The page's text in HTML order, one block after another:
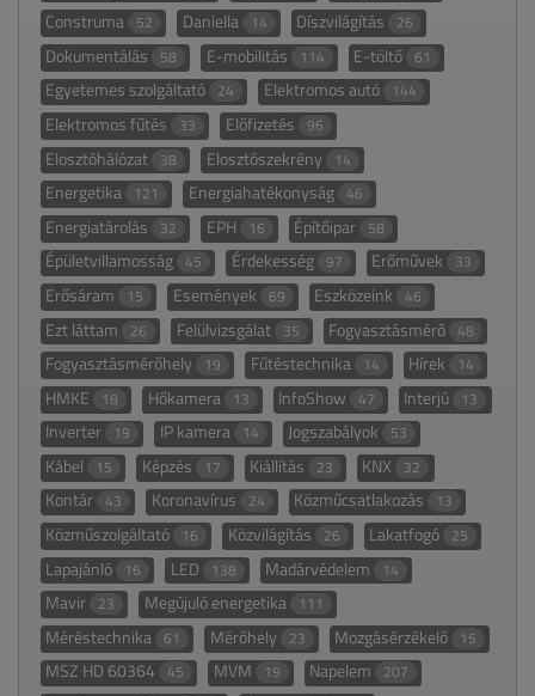
Construma 52 Daniella 14 Díszvilágítás 26
Dokumentálás 58 E-mobilitás 114 E-töltő 61
Egyetemes szolgáltató 24 Elektromos autó 144
Elektromos fűtés 33 Előfizetés 96
Elosztóhálózat 38 Elosztószekrény 14
Energetika 121 Energiahatékonyság 46
Energiatárolás 32 EPH 16 Építőipar 58
Épületvillamosság 45 Érdekesség 97 Erőművek 33
Erősáram 15 Események 69 Eszközeink 46
Ezt láttam 26 Felülvizsgálat 35 Fogyasztásmérő 48
Fogyasztásmérőhely 19 Fűtéstechnika 14 Hírek 14
HMKE 18 Hőkamera 13 InfoShow 47 Interjú 13
Inverter 19 IP kamera 14 Jogszabályok 53
Kábel 15 Képzés 17 Kiállítás 23 KNX 32
Kontár 43 Koronavírus 24 Közműcsatlakozás 13
Közműszolgáltató 16 Közvilágítás 26 Lakatfogó 25
Lapajánló 16 LED 138 Madárvédelem 14
Mavir 23 Megújuló energetika 111
Méréstechnika 61 Mérőhely 23 Mozgásérzékelő 15
MSZ HD 60364 45 MVM 19 Napelem 207